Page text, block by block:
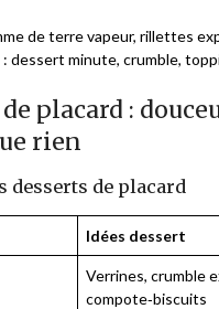
de terre vapeur, rillettes
: dessert minute, crumble,
placard :
rien
desserts de placard
Idées dessert
Verrines, crumble
compote‑biscuits